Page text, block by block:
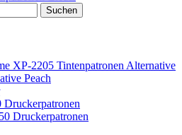
XP-2205 Tintenpatronen Alternative
Peach
Druckerpatronen
Druckerpatronen